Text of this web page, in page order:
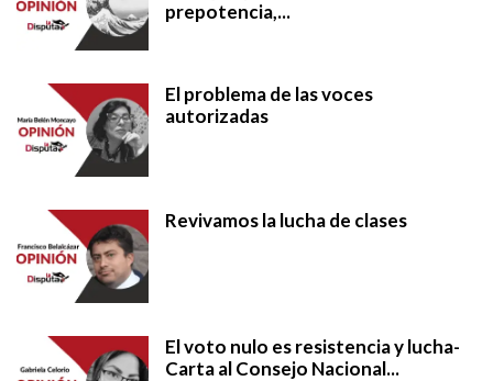
prepotencia,...
El problema de las voces
autorizadas
Revivamos la lucha de clases
El voto nulo es resistencia y lucha-
Carta al Consejo Nacional...